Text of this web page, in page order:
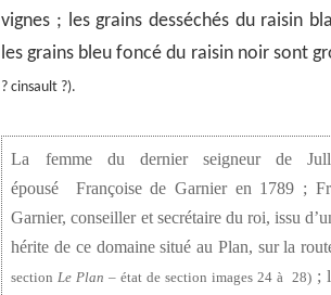
vignes ; les grains desséchés du raisin
les grains bleu foncé du raisin noir sont
? cinsault ?).
La femme du dernier seigneur de
épousé Françoise de Garnier en 1789 ;
Garnier, conseiller et secrétaire du roi, issu
hérite de ce domaine situé au Plan, sur la
sectionLe Plan – état de section images 24 à 28) ;